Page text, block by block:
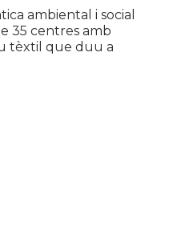
ambiental i social
35 centres amb
tèxtil que duu a